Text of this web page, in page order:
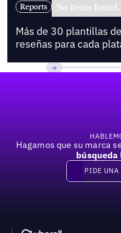
Reports No items found.
Más de 30 plantillas
reseñas para cada
Hagamos que su marca
búsqueda
Pide unaPIDE UNA